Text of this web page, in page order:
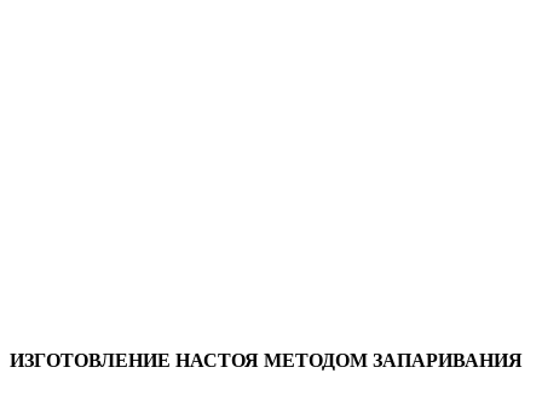
ИЗГОТОВЛЕНИЕ НАСТОЯ МЕТОДОМ ЗАПАРИВАНИЯ